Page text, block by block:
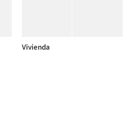
Vivienda